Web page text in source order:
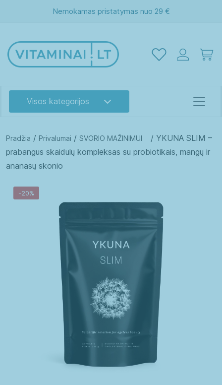
Nemokamas pristatymas nuo 29 €
Visos kategorijos
Imunitetui Kepenims
Miegui Moterims
Nagams
Organizmo valymui
Plaukams Sąnariams
Sportuojantiems
Pradžia / Privalumai / SVORIO MAŽINIMUI
/ YKUNA SLIM –
prabangus skaidulų kompleksas su probiotikais, mangų ir
ananasų skonio
-20%